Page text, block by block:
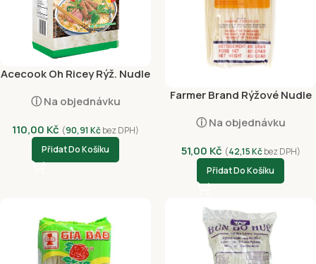
Acecook Oh Ricey Rýž. Nudle
ⓘ Na objednávku
110,00 Kč (90,91 Kčbez DPH)
Přidat Do Košíku
Farmer Brand Rýžové Nudle
ⓘ Na objednávku
51,00 Kč (42,15Kčbez DPH)
Přidat Do Košíku